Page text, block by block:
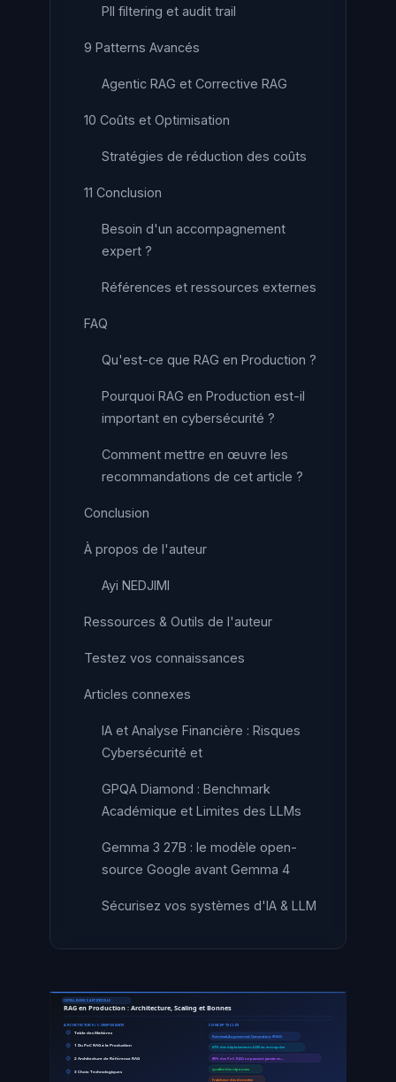
PII filtering et audit trail
9 Patterns Avancés
Agentic RAG et Corrective RAG
10 Coûts et Optimisation
Stratégies de réduction des coûts
11 Conclusion
Besoin d'un accompagnement
expert ?
Références et ressources externes
FAQ
Qu'est-ce que RAG en Production ?
Pourquoi RAG en Production est-il
important en cybersécurité ?
Comment mettre en œuvre les
recommandations de cet article ?
Conclusion
À propos de l'auteur
Ayi NEDJIMI
Ressources & Outils de l'auteur
Testez vos connaissances
Articles connexes
IA et Analyse Financière : Risques
Cybersécurité et
GPQA Diamond : Benchmark
Académique et Limites des LLMs
Gemma 3 27B : le modèle open-
source Google avant Gemma 4
Sécurisez vos systèmes d'IA & LLM
INTELLIGENCE ARTIFICIELLE
RAG en Production : Architecture, Scaling et Bonnes
ARCHITECTURE / COMPOSANTS
Table des Matières
1 Du PoC RAG à la Production
2 Architecture de Référence RAG
3 Choix Technologiques
CONCEPTS CLÉS
Retrieval-Augmented Generation(RAG)
67% des déploiements LLM en entreprise
80% des PoC RAG ne passent jamais en…
qualité des réponses
fraîcheur des données